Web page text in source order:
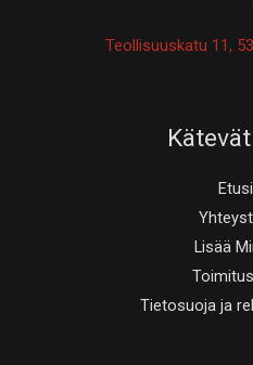
Teollisuuskatu 11,
Lisää
Tietosuoja ja